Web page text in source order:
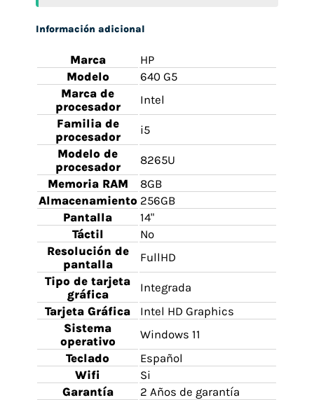
Información adicional
Marca
HP
Modelo
640 G5
Marca de
procesador
Intel
Familia de
procesador
i5
Modelo de
procesador
8265U
Memoria RAM
8GB
Almacenamiento 256GB
Pantalla
14"
Táctil
No
Resolución de
pantalla
FullHD
Tipo de tarjeta
gráfica
Integrada
Tarjeta Gráfica
Intel HD Graphics
Sistema
operativo
Windows 11
Teclado
Español
Wifi
Si
Garantía
2 Años de garantía